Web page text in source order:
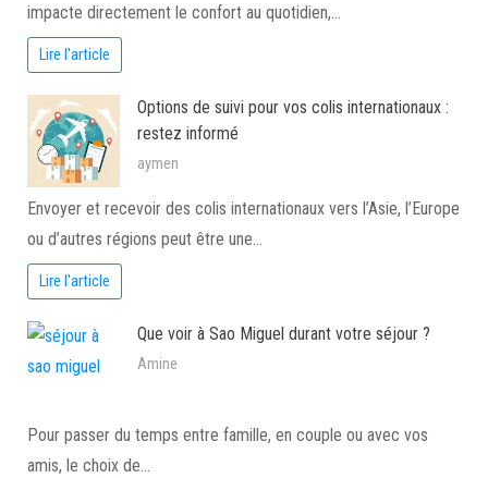
impacte directement le confort au quotidien,…
Lire l'article
Options de suivi pour vos colis internationaux :
restez informé
aymen
Envoyer et recevoir des colis internationaux vers l’Asie, l’Europe
ou d’autres régions peut être une…
Lire l'article
Que voir à Sao Miguel durant votre séjour ?
Amine
Pour passer du temps entre famille, en couple ou avec vos
amis, le choix de…